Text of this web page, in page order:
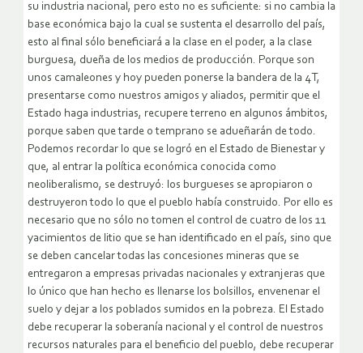
su industria nacional, pero esto no es suficiente: si no cambia la
base económica bajo la cual se sustenta el desarrollo del país,
esto al final sólo beneficiará a la clase en el poder, a la clase
burguesa, dueña de los medios de producción. Porque son
unos camaleones y hoy pueden ponerse la bandera de la 4T,
presentarse como nuestros amigos y aliados, permitir que el
Estado haga industrias, recupere terreno en algunos ámbitos,
porque saben que tarde o temprano se adueñarán de todo.
Podemos recordar lo que se logró en el Estado de Bienestar y
que, al entrar la política económica conocida como
neoliberalismo, se destruyó: los burgueses se apropiaron o
destruyeron todo lo que el pueblo había construido. Por ello es
necesario que no sólo no tomen el control de cuatro de los 11
yacimientos de litio que se han identificado en el país, sino que
se deben cancelar todas las concesiones mineras que se
entregaron a empresas privadas nacionales y extranjeras que
lo único que han hecho es llenarse los bolsillos, envenenar el
suelo y dejar a los poblados sumidos en la pobreza. El Estado
debe recuperar la soberanía nacional y el control de nuestros
recursos naturales para el beneficio del pueblo, debe recuperar